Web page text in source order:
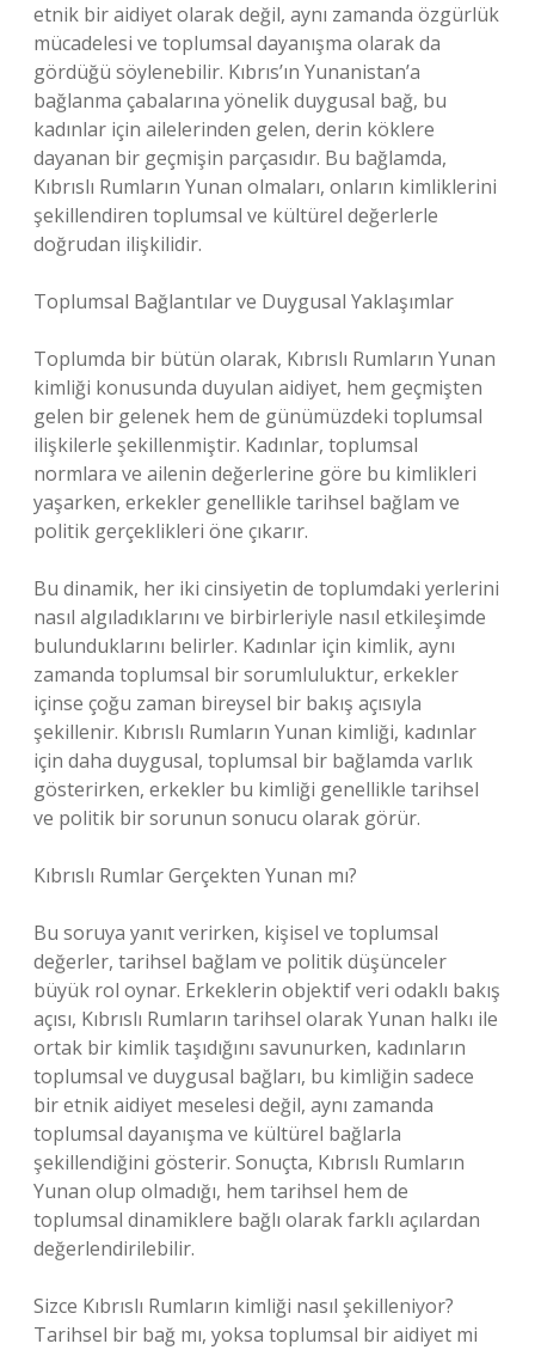
etnik bir aidiyet olarak değil, aynı zamanda özgürlük
mücadelesi ve toplumsal dayanışma olarak da
gördüğü söylenebilir. Kıbrıs’ın Yunanistan’a
bağlanma çabalarına yönelik duygusal bağ, bu
kadınlar için ailelerinden gelen, derin köklere
dayanan bir geçmişin parçasıdır. Bu bağlamda,
Kıbrıslı Rumların Yunan olmaları, onların kimliklerini
şekillendiren toplumsal ve kültürel değerlerle
doğrudan ilişkilidir.
Toplumsal Bağlantılar ve Duygusal Yaklaşımlar
Toplumda bir bütün olarak, Kıbrıslı Rumların Yunan
kimliği konusunda duyulan aidiyet, hem geçmişten
gelen bir gelenek hem de günümüzdeki toplumsal
ilişkilerle şekillenmiştir. Kadınlar, toplumsal
normlara ve ailenin değerlerine göre bu kimlikleri
yaşarken, erkekler genellikle tarihsel bağlam ve
politik gerçeklikleri öne çıkarır.
Bu dinamik, her iki cinsiyetin de toplumdaki yerlerini
nasıl algıladıklarını ve birbirleriyle nasıl etkileşimde
bulunduklarını belirler. Kadınlar için kimlik, aynı
zamanda toplumsal bir sorumluluktur, erkekler
içinse çoğu zaman bireysel bir bakış açısıyla
şekillenir. Kıbrıslı Rumların Yunan kimliği, kadınlar
için daha duygusal, toplumsal bir bağlamda varlık
gösterirken, erkekler bu kimliği genellikle tarihsel
ve politik bir sorunun sonucu olarak görür.
Kıbrıslı Rumlar Gerçekten Yunan mı?
Bu soruya yanıt verirken, kişisel ve toplumsal
değerler, tarihsel bağlam ve politik düşünceler
büyük rol oynar. Erkeklerin objektif veri odaklı bakış
açısı, Kıbrıslı Rumların tarihsel olarak Yunan halkı ile
ortak bir kimlik taşıdığını savunurken, kadınların
toplumsal ve duygusal bağları, bu kimliğin sadece
bir etnik aidiyet meselesi değil, aynı zamanda
toplumsal dayanışma ve kültürel bağlarla
şekillendiğini gösterir. Sonuçta, Kıbrıslı Rumların
Yunan olup olmadığı, hem tarihsel hem de
toplumsal dinamiklere bağlı olarak farklı açılardan
değerlendirilebilir.
Sizce Kıbrıslı Rumların kimliği nasıl şekilleniyor?
Tarihsel bir bağ mı, yoksa toplumsal bir aidiyet mi